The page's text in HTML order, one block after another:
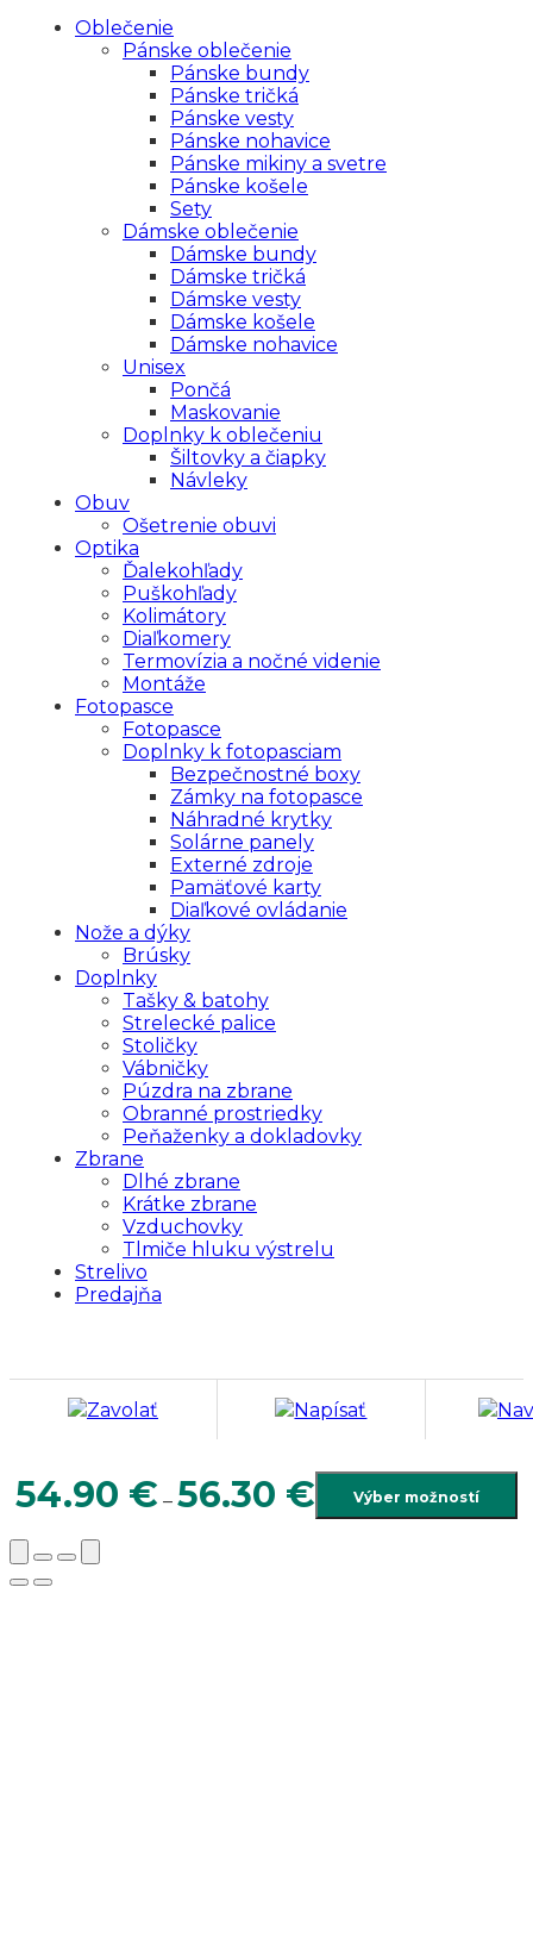
Oblečenie
Pánske oblečenie
Pánske bundy
Pánske tričká
Pánske vesty
Pánske nohavice
Pánske mikiny a svetre
Pánske košele
Sety
Dámske oblečenie
Dámske bundy
Dámske tričká
Dámske vesty
Dámske košele
Dámske nohavice
Unisex
Pončá
Maskovanie
Doplnky k oblečeniu
Šiltovky a čiapky
Návleky
Obuv
Ošetrenie obuvi
Optika
Ďalekohľady
Puškohľady
Kolimátory
Diaľkomery
Termovízia a nočné videnie
Montáže
Fotopasce
Fotopasce
Doplnky k fotopasciam
Bezpečnostné boxy
Zámky na fotopasce
Náhradné krytky
Solárne panely
Externé zdroje
Pamäťové karty
Diaľkové ovládanie
Nože a dýky
Brúsky
Doplnky
Tašky & batohy
Strelecké palice
Stoličky
Vábničky
Púzdra na zbrane
Obranné prostriedky
Peňaženky a dokladovky
Zbrane
Dlhé zbrane
Krátke zbrane
Vzduchovky
Tlmiče hluku výstrelu
Strelivo
Predajňa
Zavolať Napísať
54.90 € – 56.30 €Price
range:Výber možností